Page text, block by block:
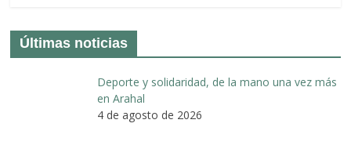
Últimas noticias
Deporte y solidaridad, de la mano una vez más
en Arahal
4 de agosto de 2026